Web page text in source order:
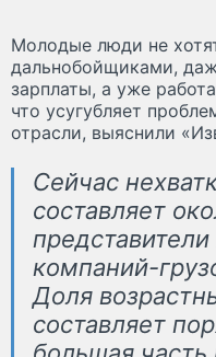
Молодые люди не
дальнобойщиками,
зарплаты, а уже
что усугубляет
отрасли, выяснили
Сейчас
составляет
компаний-
Доля
составляет